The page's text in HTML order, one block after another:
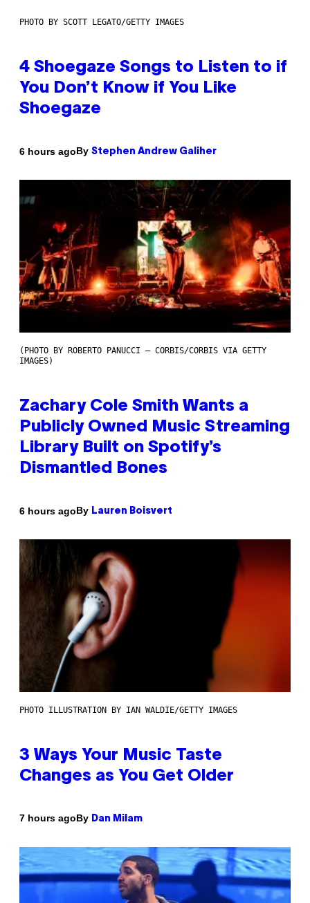
PHOTO BY SCOTT LEGATO/GETTY IMAGES
4 Shoegaze Songs to Listen to if
You Don’t Know if You Like
Shoegaze
6 hours agoBy Stephen Andrew Galiher
(PHOTO BY ROBERTO PANUCCI – CORBIS/CORBIS VIA GETTY
IMAGES)
Zachary Cole Smith Wants a
Publicly Owned Music Streaming
Library Built on Spotify’s
Dismantled Bones
6 hours agoBy Lauren Boisvert
PHOTO ILLUSTRATION BY IAN WALDIE/GETTY IMAGES
3 Ways Your Music Taste
Changes as You Get Older
7 hours agoBy Dan Milam